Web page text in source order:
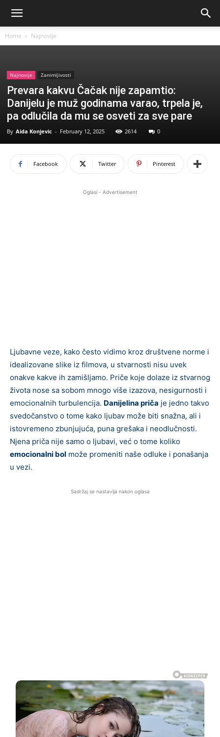
Home Najnovije
Najnovije Zanimljivosti
Prevara kakvu Čačak nije zapamtio:
Danijelu je muž godinama varao, trpela je,
pa odlučila da mu se osveti za sve pare
By Aida Konjevic - February 12, 2025 2614 0
Facebook Twitter Pinterest
Oglasi - Advertisement
Ljubavne veze, kako često vidimo kroz društvene norme i
idealizovane slike iz filmova, u stvarnosti nisu uvek
onakve kakve ih zamišljamo. Priče koje dolaze iz stvarnog
života nosе sa sobom mnogo više izazova, nesigurnosti i
emocionalnih turbulencija. Danijelina priča je jedno takvo
svedočanstvo o tome kako ljubav može biti snažna, ali i
istovremeno zbunjujuća, puna grešaka i neodlučnosti.
Njena priča nije samo o ljubavi, već o tome koliko
emocionalni bol može promeniti naše odluke i ponašanja
u vezi.
Sadržaj se nastavlja nakon oglasa